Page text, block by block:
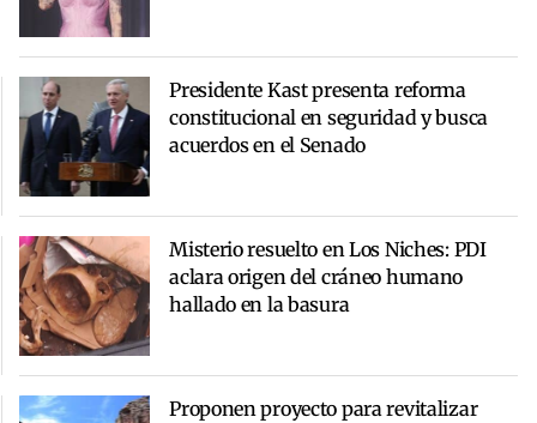
Presidente Kast presenta reforma
constitucional en seguridad y busca
acuerdos en el Senado
Misterio resuelto en Los Niches: PDI
aclara origen del cráneo humano
hallado en la basura
Proponen proyecto para revitalizar